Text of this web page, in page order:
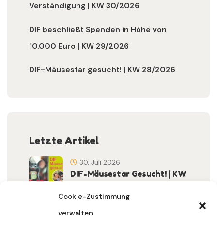
Cookie-Zustimmung
verwalten
Verständigung | KW 30/2026
DIF beschließt Spenden in Höhe von
10.000 Euro | KW 29/2026
DIF-Mäusestar gesucht! | KW 28/2026
Letzte Artikel
DIF-Mäusestar Gesucht! | KW
30. Juli 2026
30. Juli 2026